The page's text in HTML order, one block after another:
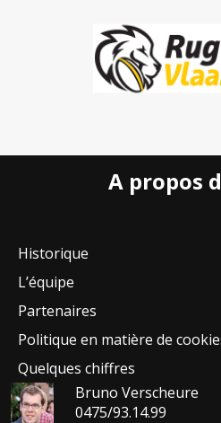
A propos
Historique
L’équipe
Partenaires
Politique en matière de
Quelques chiffres
Bruno Verscheure
0475/93.14.99